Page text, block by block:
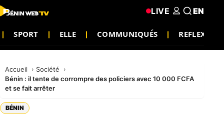
SPORT ELLE COMMUNIQUÉS REFLEXION
LIVE EN
Accueil
Société
Bénin : il tente de corrompre des policiers avec 10 000 FCFA
et se fait arrêter
BÉNIN